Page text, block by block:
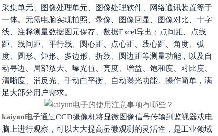
采集单元、图像处理单元、图像处理软件、网络通讯装置等于
一体。无需电脑实现拍照、录像、图像回显、图像对比、十字
线、注释测量数据图元保存、数据Excel导出；点间距、点线
距、线间距、平行线、圆心距、点心距、线心距、角度、弧
度、圆形、矩形、多边形、折线、圆边距等测量功能，以及自
动寻边、局部放大、曝光值、亮度、增益、饱和度、对比度、
清晰度、消反光、手动白平衡、自动曝光功能。操作简单，满
足大部分用户需求。
kaiyun电子通过CCD摄像机将显微图像信号传输到监视器或电
脑上进行观察，可以大大提高显微观测的灵活性，是工业领域